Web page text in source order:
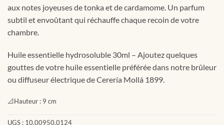
aux notes joyeuses de tonka et de cardamome. Un parfum
subtil et envoûtant qui réchauffe chaque recoin de votre
chambre.
Huile essentielle hydrosoluble 30ml – Ajoutez quelques
gouttes de votre huile essentielle préférée dans notre brûleur
ou diffuseur électrique de Cerería Mollá 1899.
📐Hauteur : 9 cm
UGS : 10.00950.0124